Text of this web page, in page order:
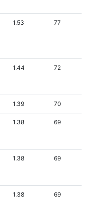
1.53 77
1.44 72
1.39 70
1.38 69
1.38 69
1.38 69